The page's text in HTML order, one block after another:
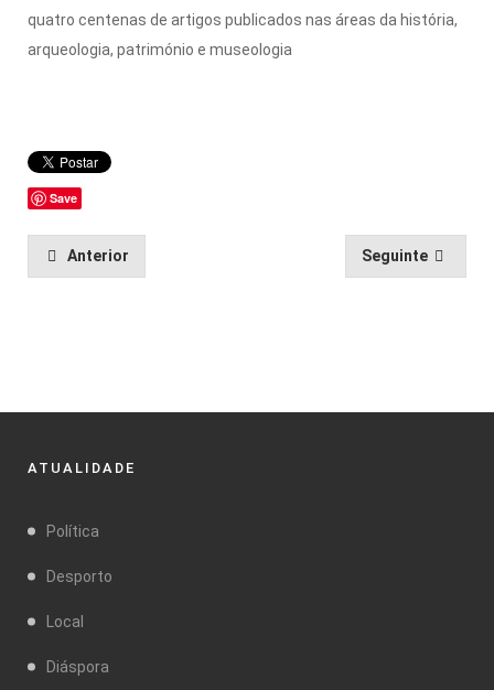
quatro centenas de artigos publicados nas áreas da história,
arqueologia, património e museologia
Save
Anterior Seguinte
ATUALIDADE
Política
Desporto
Local
Diáspora